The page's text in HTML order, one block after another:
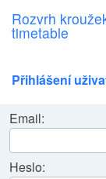
Rozvrh
timetable
Přihlášení
Email:
Heslo: